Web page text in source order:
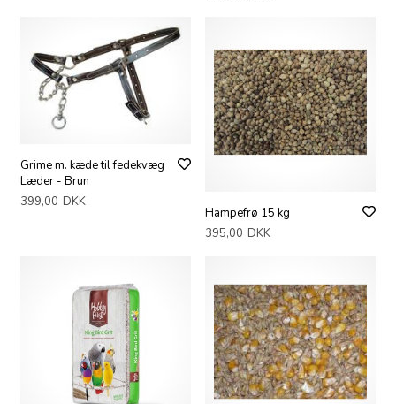
Grime m. kæde til fedekvæg
Læder - Brun
399,00 DKK
Hampefrø 15 kg
395,00 DKK